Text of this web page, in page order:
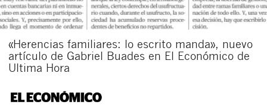
«Herencias familiares: lo escrito manda», nuevo
artículo de Gabriel Buades en El Económico de
Ultima Hora